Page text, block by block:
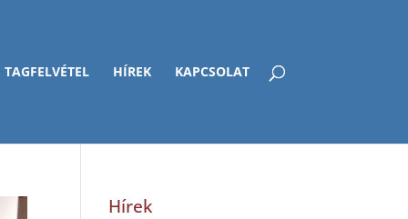
TAGFELVÉTEL HÍREK KAPCSOLAT
Hírek